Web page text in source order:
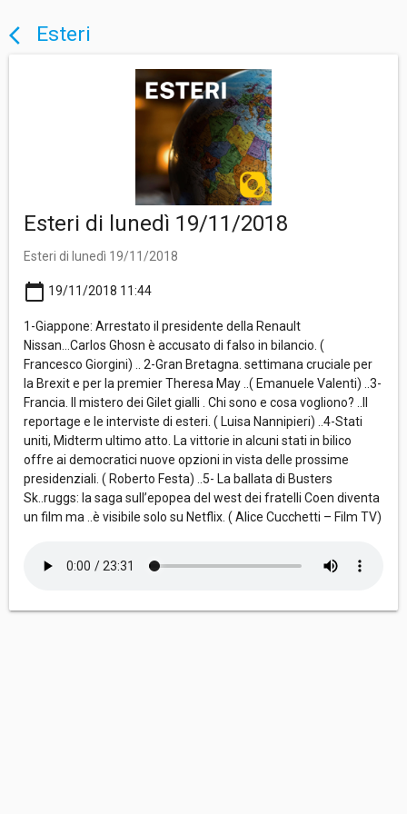
arrow_back_ios Esteri
Esteri di lunedì 19/11/2018
Esteri di lunedì 19/11/2018
calendar_today 19/11/2018 11:44
1-Giappone: Arrestato il presidente della Renault
Nissan...Carlos Ghosn è accusato di falso in bilancio. (
Francesco Giorgini) .. 2-Gran Bretagna. settimana cruciale per
la Brexit e per la premier Theresa May ..( Emanuele Valenti) ..3-
Francia. Il mistero dei Gilet gialli . Chi sono e cosa vogliono? ..Il
reportage e le interviste di esteri. ( Luisa Nannipieri) ..4-Stati
uniti, Midterm ultimo atto. La vittorie in alcuni stati in bilico
offre ai democratici nuove opzioni in vista delle prossime
presidenziali. ( Roberto Festa) ..5- La ballata di Busters
Sk..ruggs: la saga sull’epopea del west dei fratelli Coen diventa
un film ma ..è visibile solo su Netflix. ( Alice Cucchetti – Film TV)